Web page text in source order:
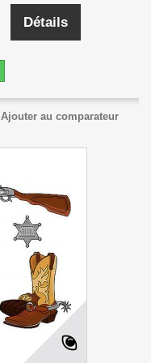
Détails
Ajouter au comparateur